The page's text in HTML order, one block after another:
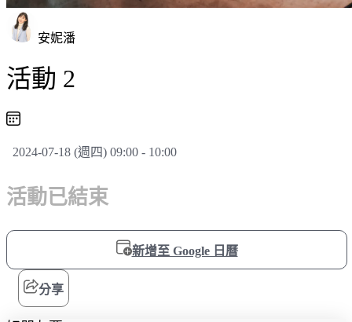
安妮潘
活動 2
2024-07-18 (週四) 09:00 - 10:00
活動已結束
新增至 Google 日曆
分享